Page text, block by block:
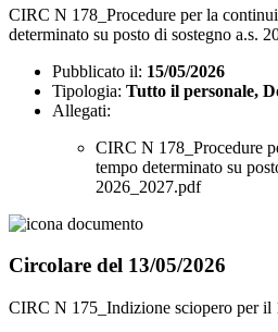
CIRC N 178_Procedure per la
determinato su posto di sostegno a.s.
Pubblicato il: 15/05/2026
Tipologia: Tutto il personale,
Allegati:
CIRC N 178_Procedure
tempo determinato su
2026_2027.pdf
Circolare del 13/05/2026
CIRC N 175_Indizione sciopero per il